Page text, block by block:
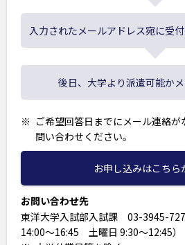
入力されたメールアドレス宛に受
後日、大学より派遣可能か
ご希望回答日までにメール連絡
問い合わせください。
お申し込みはこちら
お問い合わせ先
東洋大学入試部入試課 03-3945-
14:00～16:45 土曜日 9:30～12:45）